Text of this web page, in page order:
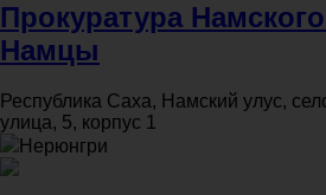
Прокуратура
Намцы
Республика Саха, Намский улус,
улица, 5, корпус 1
Нерюнгри